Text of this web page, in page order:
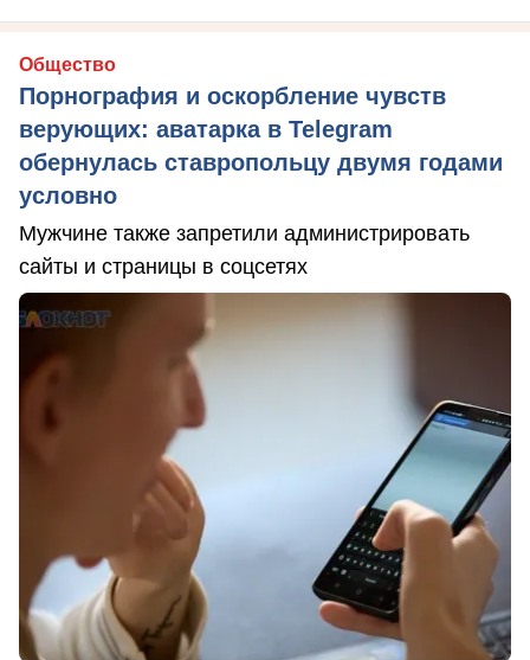
Общество
Порнография и оскорбление чувств
верующих: аватарка в Telegram
обернулась ставропольцу двумя годами
условно
Мужчине также запретили администрировать
сайты и страницы в соцсетях